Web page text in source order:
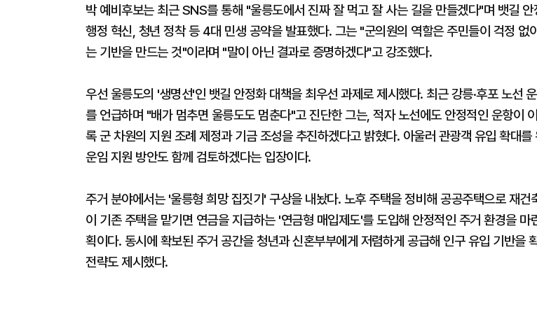
박 예비후보는 최근 SNS를 통해 "울릉도에서 진짜 잘 먹고 잘 사는 길을 만들겠다"며 뱃길
행정 혁신, 청년 정착 등 4대 민생 공약을 발표했다. 그는 "군의원의 역할은 주민들이 걱정 없
는 기반을 만드는 것"이라며 "말이 아닌 결과로 증명하겠다"고 강조했다.
우선 울릉도의 '생명선'인 뱃길 안정화 대책을 최우선 과제로 제시했다. 최근 강릉·후포 노선
를 언급하며 "배가 멈추면 울릉도도 멈춘다"고 진단한 그는, 적자 노선에도 안정적인 운항이
록 군 차원의 지원 조례 제정과 기금 조성을 추진하겠다고 밝혔다. 아울러 관광객 유입 확대를
운임 지원 방안도 함께 검토하겠다는 입장이다.
주거 분야에서는 '울릉형 희망 집짓기' 구상을 내놨다. 노후 주택을 정비해 공공주택으로 재건
이 기존 주택을 맡기면 연금을 지급하는 '연금형 매입제도'를 도입해 안정적인 주거 환경을 마
획이다. 동시에 확보된 주거 공간을 청년과 신혼부부에게 저렴하게 공급해 인구 유입 기반을
전략도 제시했다.